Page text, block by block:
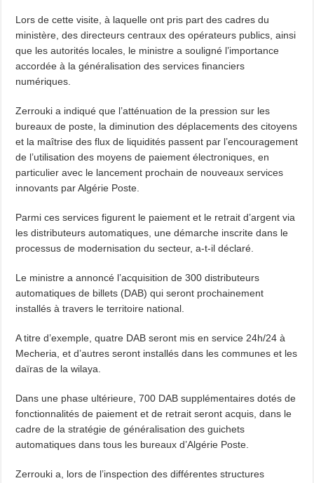
Lors de cette visite, à laquelle ont pris part des cadres du
ministère, des directeurs centraux des opérateurs publics, ainsi
que les autorités locales, le ministre a souligné l’importance
accordée à la généralisation des services financiers
numériques.
Zerrouki a indiqué que l’atténuation de la pression sur les
bureaux de poste, la diminution des déplacements des citoyens
et la maîtrise des flux de liquidités passent par l’encouragement
de l’utilisation des moyens de paiement électroniques, en
particulier avec le lancement prochain de nouveaux services
innovants par Algérie Poste.
Parmi ces services figurent le paiement et le retrait d’argent via
les distributeurs automatiques, une démarche inscrite dans le
processus de modernisation du secteur, a-t-il déclaré.
Le ministre a annoncé l’acquisition de 300 distributeurs
automatiques de billets (DAB) qui seront prochainement
installés à travers le territoire national.
A titre d’exemple, quatre DAB seront mis en service 24h/24 à
Mecheria, et d’autres seront installés dans les communes et les
daïras de la wilaya.
Dans une phase ultérieure, 700 DAB supplémentaires dotés de
fonctionnalités de paiement et de retrait seront acquis, dans le
cadre de la stratégie de généralisation des guichets
automatiques dans tous les bureaux d’Algérie Poste.
Zerrouki a, lors de l’inspection des différentes structures